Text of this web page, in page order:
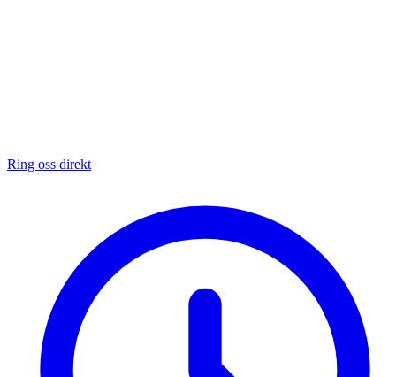
Ring oss direkt